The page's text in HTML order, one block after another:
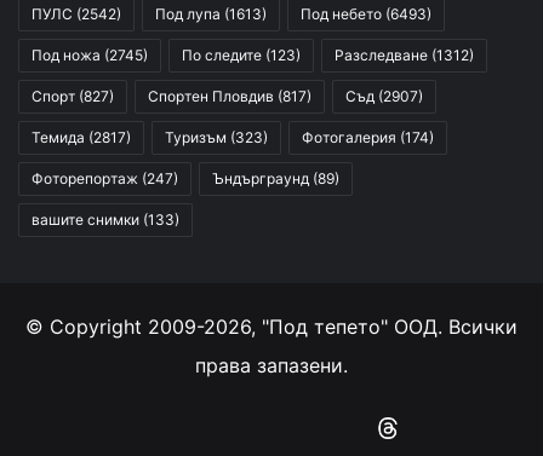
ПУЛС (2542) Под лупа (1613) Под небето (6493)
Под ножа (2745) По следите (123) Разследване (1312)
Спорт (827) Спортен Пловдив (817) Съд (2907)
Темида (2817) Туризъм (323) Фотогалерия (174)
Фоторепортаж (247) Ъндърграунд (89)
вашите снимки (133)
© Copyright 2009-2026, "Под тепето" ООД. Всички
права запазени.
Instagram
RSS